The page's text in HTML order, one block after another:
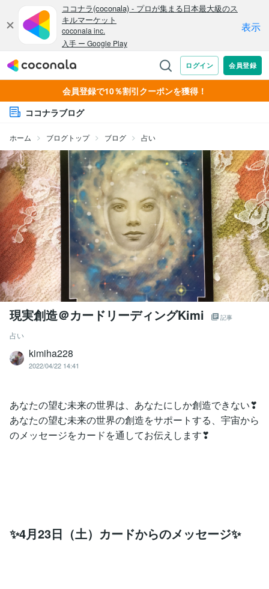
会員登録で10％割引クーポンを獲得！
ココナラブログ
ホーム ブログトップ ブログ 占い
現実創造＠カードリーディングKimi 記事
占い
kimiha228
2022/04/22 14:41
あなたの望む未来の世界は、あなたにしか創造できない❣
あなたの望む未来の世界の創造をサポートする、宇宙から
のメッセージをカードを通してお伝えします❣
✨4月23日（土）カードからのメッセージ✨